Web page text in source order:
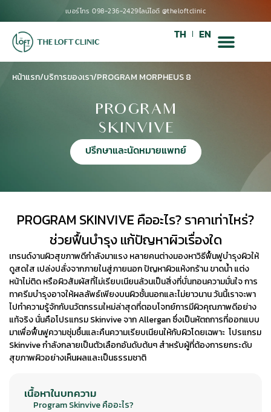
เบอร์โทร 098-236-2429ไลน์ไอดี @theloftclinic
TH EN
หน้าแรก/บริการของเรา/PROGRAM MORPHEUS 8
PROGRAM
SKINVIVE
ปรึกษาและนัดหมายแพทย์
PROGRAM SKINVIVE คืออะไร? ราคาเท่าไหร่?
ช่วยฟื้นบำรุง แก้ปัญหาผิวเรื่องใด
เทรนด์งานผิวสุขภาพดีกำลังมาแรง หลายคนต่างมองหาวิธีฟื้นฟูบำรุงผิวให้
ดูสดใส เปล่งปลั่งจากภายในสู่ภายนอก ปัญหาผิวแห้งกร้าน ขาดน้ำ แต่ง
หน้าไม่ติด หรือผิวสัมผัสที่ไม่เรียบเนียนล้วนเป็นสิ่งที่บั่นทอนความมั่นใจ การ
ทาครีมบำรุงอาจให้ผลลัพธ์เพียงบนผิวชั้นนอกและไม่ยาวนาน วันนี้เราจะพา
ไปทำความรู้จักกับนวัตกรรมใหม่ล่าสุดที่ตอบโจทย์การมีผิวคุณภาพดีอย่าง
แท้จริง นั่นคือโปรแกรมSkinviveจาก Allergan ซึ่งเป็นหัตถการที่ออกแบบ
มาเพื่อฟื้นฟูความชุ่มชื้นและคืนความเรียบเนียนให้กับผิวโดยเฉพาะ โปรแกรม
Skinviveกำลังกลายเป็นตัวเลือกอันดับต้นๆ สำหรับผู้ที่ต้องการยกระดับ
สุขภาพผิวอย่างเห็นผลและเป็นธรรมชาติ
เนื้อหาในบทความ
Program Skinvive คืออะไร?